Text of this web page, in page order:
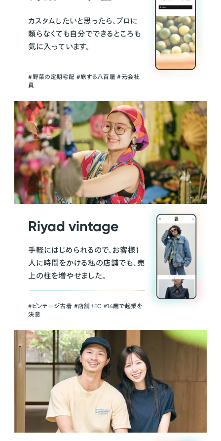
カスタムしたいと思ったら、プロに
頼らなくても自分でできるところも
気に入っています。
＃野菜の定期宅配 ＃旅する八百屋 ＃元会社
員
Riyad vintage
手軽にはじめられるので、お客様1
人に時間をかける私の店舗でも、売
上の柱を増やせました。
#ビンテージ古着 ＃店舗＋EC #14歳で起業を
決意